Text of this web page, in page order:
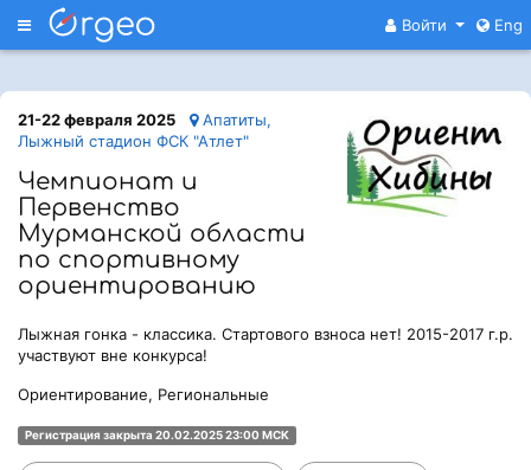
Меню Войти Eng
21-22 февраля 2025
Апатиты,
Лыжный стадион ФСК "Атлет"
Чемпионат и
Первенство
Мурманской области
по спортивному
ориентированию
Лыжная гонка - классика. Стартового взноса нет! 2015-2017 г.р.
участвуют вне конкурса!
Ориентирование, Региональные
Регистрация закрыта 20.02.2025 23:00 МСК